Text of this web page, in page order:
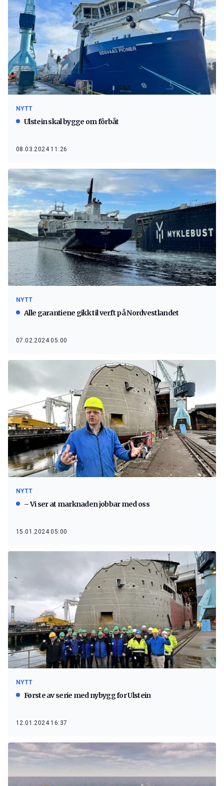
NYTT
Ulstein skal bygge om fôrbåt
08.03.2024 11:26
NYTT
Alle garantiene gikk til verft på Nordvestlandet
07.02.2024 05:00
NYTT
– Vi ser at marknaden jobbar med oss
15.01.2024 05:00
NYTT
Første av serie med nybygg for Ulstein
12.01.2024 16:37